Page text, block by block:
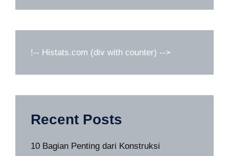
!-- Histats.com (div with counter) -->
Recent Posts
10 Bagian Penting dari Konstruksi